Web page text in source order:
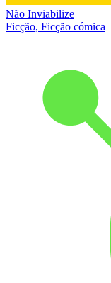
Não Inviabilize
Ficção, Ficção cómica